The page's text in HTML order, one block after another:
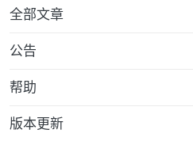
全部文章
公告
帮助
版本更新